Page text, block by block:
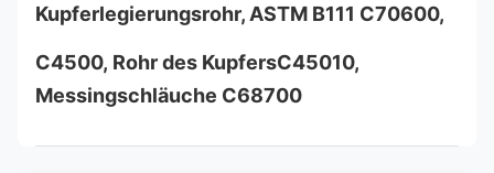
Kupferlegierungsrohr, ASTM B111 C70600,
C4500, Rohrdes KupfersC45010,
Messingschläuche C68700